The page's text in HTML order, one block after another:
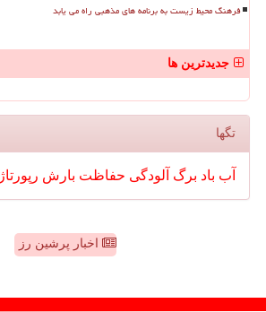
فرهنگ محیط زیست به برنامه های مذهبی راه می یابد
جدیدترین ها
تگها
آب باد برگ آلودگی حفاظت بارش رپورتاژ
اخبار پرشین رز